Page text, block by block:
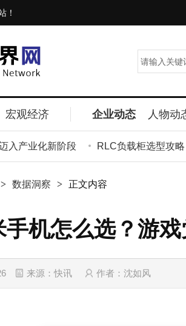
！
宏观经济 企业动态 人物动
业化新阶段 RLC负载柜选型攻略：
> 数据洞察 > 正文内容
手机怎么选？游
来源：快讯 作者：沈如风